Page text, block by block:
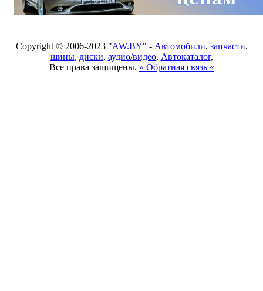
Copyright © 2006-2023 "AW.BY" - Автомобили, запчасти,
шины, диски, аудио/видео, Автокаталог,
Все права защищены. » Обратная связь «